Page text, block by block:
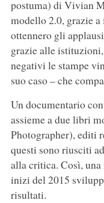
postuma) di Vivian
modello 2.0, grazie
ottennero gli
grazie alle
negativi le stampe
suo caso – che
Un documentario
assieme a due libri
Photographer), editi
questi sono riusciti
alla critica. Così,
inizi del 2015
risultati.